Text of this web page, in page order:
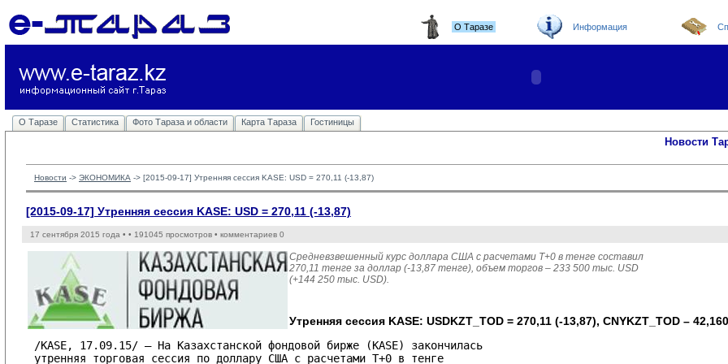
О Таразе Информация
О Таразе Статистика Фото Тараза и области Карта Тараза Гостиницы
Новости
Новости -> ЭКОНОМИКА -> [2015-09-17] Утренняя сессия KASE: USD = 270,11 (-13,87)
[2015-09-17] Утренняя сессия KASE: USD = 270,11 (-13,87)
17 сентября 2015 года • • 191045 просмотров • комментариев 0
Средневзвешенный курс доллара США с расчетами T+0 в тенге составил
270,11 тенге за доллар (-13,87 тенге), объем торгов – 233 500 тыс. USD
(+144 250 тыс. USD).
Утренняя сессия KASE: USDKZT_TOD = 270,11 (-13,87), CNYKZT_TOD –
/KASE, 17.09.15/ – На Казахстанской фондовой бирже (KASE) закончилась
утренняя торговая сессия по доллару США с расчетами Т+0 в тенге